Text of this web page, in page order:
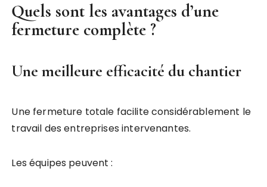
Quels sont les avantages d’une
fermeture complète ?
Une meilleure efficacité du chantier
Une fermeture totale facilite considérablement le
travail des entreprises intervenantes.
Les équipes peuvent :